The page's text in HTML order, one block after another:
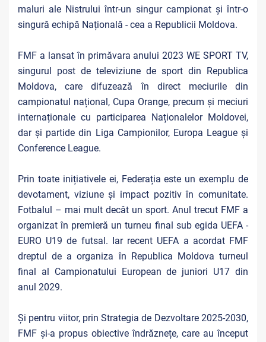
maluri ale Nistrului într-un singur campionat și într-o
singură echipă Națională - cea a Republicii Moldova.
FMF a lansat în primăvara anului 2023 WE SPORT TV,
singurul post de televiziune de sport din Republica
Moldova, care difuzează în direct meciurile din
campionatul național, Cupa Orange, precum și meciuri
internaționale cu participarea Naționalelor Moldovei,
dar și partide din Liga Campionilor, Europa League și
Conference League.
Prin toate inițiativele ei, Federația este un exemplu de
devotament, viziune și impact pozitiv în comunitate.
Fotbalul – mai mult decât un sport. Anul trecut FMF a
organizat în premieră un turneu final sub egida UEFA -
EURO U19 de futsal. Iar recent UEFA a acordat FMF
dreptul de a organiza în Republica Moldova turneul
final al Campionatului European de juniori U17 din
anul 2029.
Și pentru viitor, prin Strategia de Dezvoltare 2025-2030,
FMF și-a propus obiective îndrăznețe, care au început